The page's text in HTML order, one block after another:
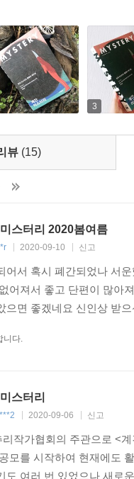
대표 단편을 싣고 있다.
명이다〉는 마치 애거사
있다. 윤자영의 〈국
미니멀 라이프〉는 엘러
재 법원에서 양형조사
스터리》는 매호 ‘신인
고 있다. 평소에 장르 덕
로운 이슈와 풍성한 읽을
작업실 풍경이나 집필 방
듯 ‘정말로 좋은 추리소설
추리소설을 읽고 싶다면
쳐 보라고 감히 권한다.
3
뷰 (15)
스터리 2020봄여름
2020-09-10 신고
어서 혹시 폐간되었나 서
어져서 좋고 단편이 많아
으면 좋겠네요 신인상 받
니다.
스터리
2020-09-06 신고
리작가협회의 주관으로 <
모를 시작하여 현재에도
도 여러 번 있었으나 새로